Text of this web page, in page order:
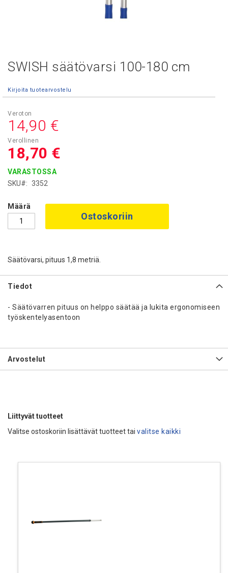
SWISH säätövarsi 100-180 cm
Kirjoita tuotearvostelu
18,70 €
14,90 €
VARASTOSSA
SKU
3352
Määrä
Ostoskoriin
Säätövarsi, pituus 1,8 metriä.
Skip
beginning
the
images
gallery
Tiedot
- Säätövarren pituus on helppo säätää ja lukita ergonomiseen
työskentelyasentoon
Arvostelut
Liittyvät tuotteet
Valitse ostoskoriin lisättävät tuotteet tai valitse kaikki